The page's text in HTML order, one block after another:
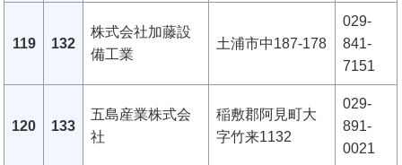
119 132
株式会社加藤設
備工業
土浦市中187-178
029-
841-
7151
120 133
五島産業株式会
社
稲敷郡阿見町大
字竹来1132
029-
891-
0021